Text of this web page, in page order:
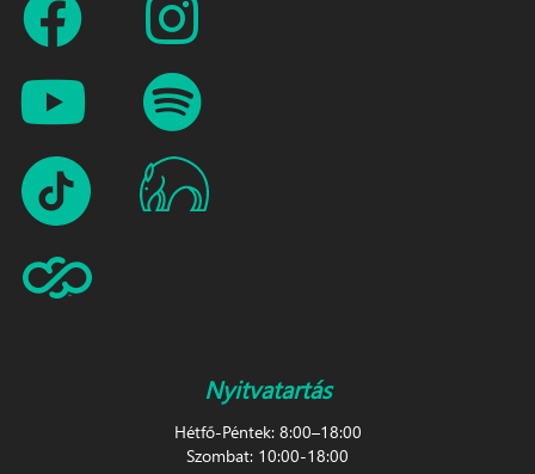
Nyitvatartás
Hétfő-Péntek: 8:00–18:00
Szombat: 10:00-18:00